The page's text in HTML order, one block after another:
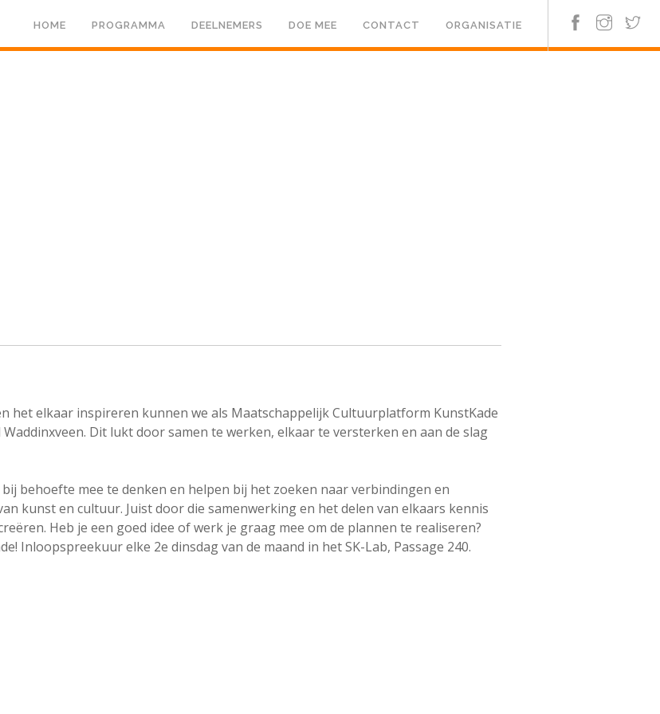
HOME PROGRAMMA DEELNEMERS DOE MEE CONTACT ORGANISATIE
het elkaar inspireren kunnen we als Maatschappelijk Cultuurplatform KunstKade
Dit lukt door samen te werken, elkaar te versterken en aan de slag
behoefte mee te denken en helpen bij het zoeken naar verbindingen en
kunst en cultuur. Juist door die samenwerking en het delen van elkaars kennis
Heb je een goed idee of werk je graag mee om de plannen te realiseren?
Inloopspreekuur elke 2e dinsdag van de maand in het SK-Lab, Passage 240.